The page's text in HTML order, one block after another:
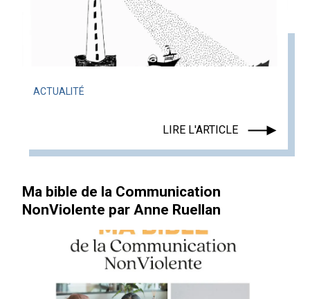
ACTUALITÉ
LIRE L'ARTICLE
Ma bible de la Communication
NonViolente par Anne Ruellan